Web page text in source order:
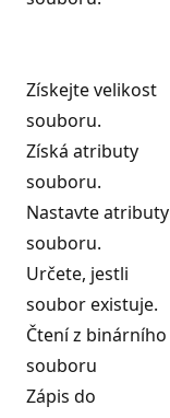
Získejte velikost
souboru.
Získá atributy
souboru.
Nastavte atributy
souboru.
Určete, jestli
soubor existuje.
Čtení z binárního
souboru
Zápis do